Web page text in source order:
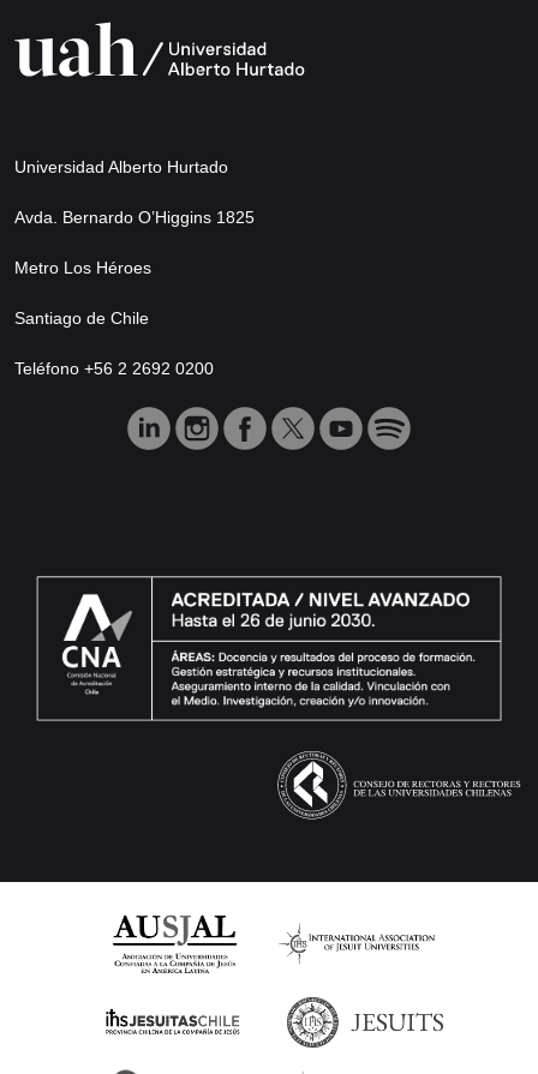
Universidad Alberto Hurtado
Avda. Bernardo O’Higgins 1825
Metro Los Héroes
Santiago de Chile
Teléfono +56 2 2692 0200